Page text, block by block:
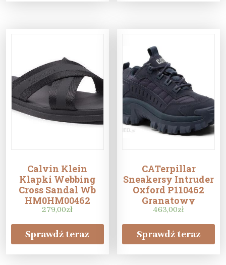
Calvin Klein
Klapki Webbing
Cross Sandal Wb
HM0HM00462
Czarny
279,00zł
Sprawdź teraz
CATerpillar
Sneakersy Intruder
Oxford P110462
Granatowy
463,00zł
Sprawdź teraz